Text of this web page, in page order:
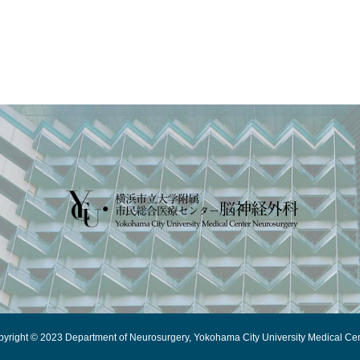
© 2023 Department of Neurosurgery, Yokohama City University Medical